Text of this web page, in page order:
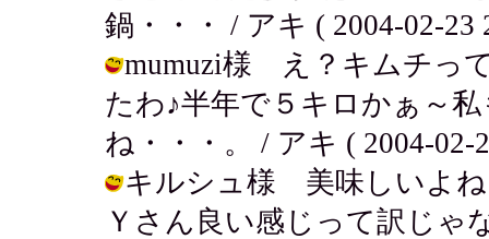
鍋・・・ / アキ ( 2004-02-23
mumuzi様 え？キムチっ
たわ♪半年で５キロかぁ～
ね・・・。 / アキ ( 2004-02-
キルシュ様 美味しいよね
Ｙさん良い感じって訳じゃ